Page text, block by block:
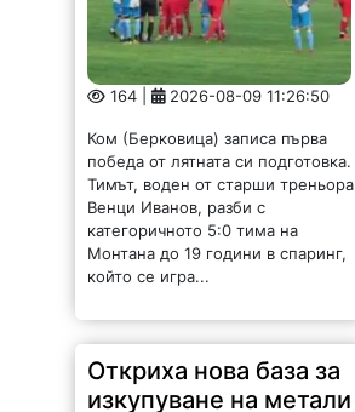
164 | 2026-08-09 11:26:50
Ком (Берковица) записа първа
победа от лятната си подготовка.
Тимът, воден от старши треньора
Венци Иванов, разби с
категоричното 5:0 тима на
Монтана до 19 години в спаринг,
който се игра...
Откриха нова база за
изкупуване на метали